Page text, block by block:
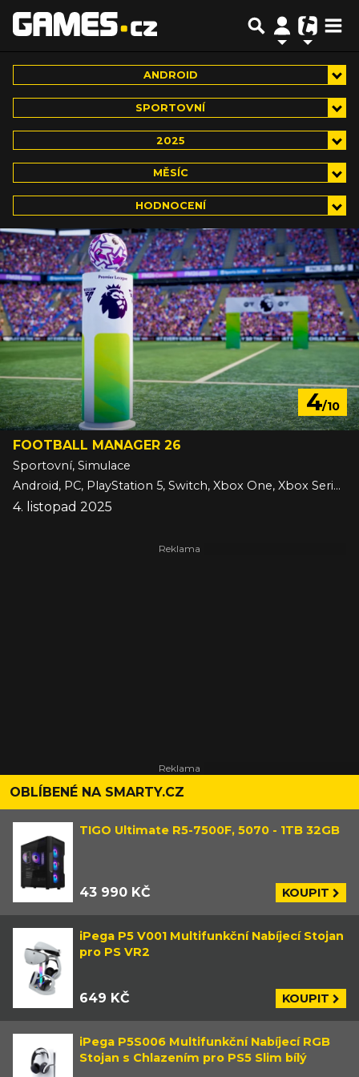
ANDROID
SPORTOVNÍ
2025
MĚSÍC
HODNOCENÍ
4/10
FOOTBALL MANAGER 26
Sportovní, Simulace
Android, PC, PlayStation 5, Switch, Xbox One, Xbox Series, iOS
4. listopad 2025
OBLÍBENÉ NA SMARTY.CZ
TIGO Ultimate R5-7500F, 5070 - 1TB 32GB
43 990 KČ KOUPIT
iPega P5 V001 Multifunkční Nabíjecí Stojan
pro PS VR2
649 KČ KOUPIT
iPega P5S006 Multifunkční Nabíjecí RGB
Stojan s Chlazením pro PS5 Slim bílý